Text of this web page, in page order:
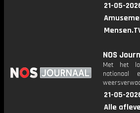
21-05-
NOS
Met het
nationaal
21-05-
Alle